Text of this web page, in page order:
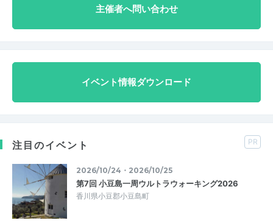
主催者へ問い合わせ
イベント情報ダウンロード
注目のイベント PR
2026/10/24・2026/10/25
第7回 小豆島一周ウルトラウォーキング2026
香川県小豆郡小豆島町